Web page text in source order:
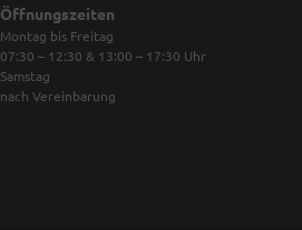
Öffnungszeiten
Montag bis Freitag
07:30 – 12:30 & 13:00 – 17:30 Uhr
Samstag
nach Vereinbarung